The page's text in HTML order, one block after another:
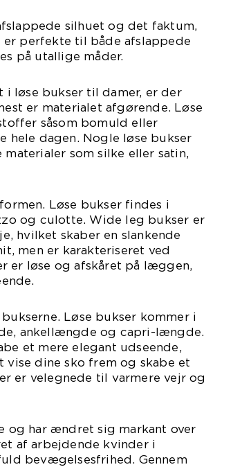
silhuet og det faktum,
er perfekte til både afslappede
på utallige måder.
i løse bukser til damer, er der
er materialet afgørende. Løse
såsom bomuld eller
hele dagen. Nogle løse bukser
som silke eller satin,
Løse bukser findes i
og culotte. Wide leg bukser er
hvilket skaber en slankende
men er karakteriseret ved
er løse og afskåret på læggen,
Løse bukser kommer i
ankellængde og capri-længde.
et mere elegant udseende,
dine sko frem og skabe et
er velegnede til varmere vejr og
og har ændret sig markant over
af arbejdende kvinder i
bevægelsesfrihed. Gennem